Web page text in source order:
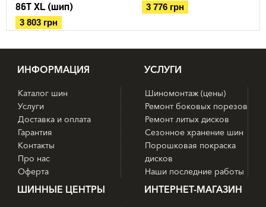
86T XL (шип)
3 803 грн
3 776 грн
ИНФОРМАЦИЯ
Каталог шин
Услуги
Доставка и оплата
Гарантия
Контакты
Про нас
Оферта
УСЛУГИ
Шиномонтаж (цены)
Ремонт боковых порезов
Ремонт литых дисков
Сезонное хранение шин
Порошковая покраска
дисков
Наши последние работы
ШИННЫЕ ЦЕНТРЫ ИНТЕРНЕТ-МАГАЗИН